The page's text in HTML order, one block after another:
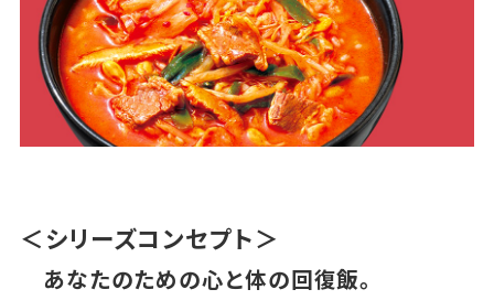
＜シリーズコンセプト＞
あなたのための心と体の回復飯。